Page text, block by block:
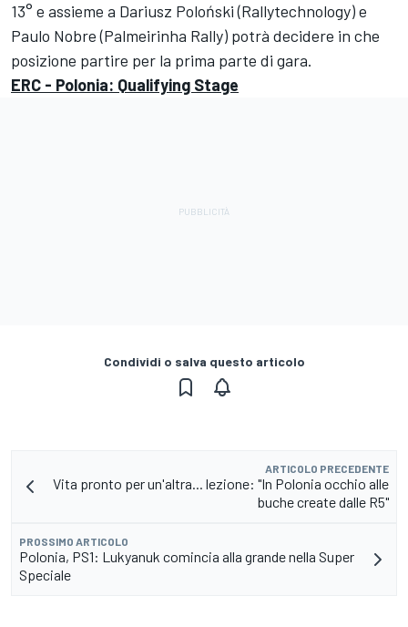
13° e assieme a Dariusz Poloński (Rallytechnology) e
Paulo Nobre (Palmeirinha Rally) potrà decidere in che
posizione partire per la prima parte di gara.
ERC - Polonia: Qualifying Stage
Condividi o salva questo articolo
ARTICOLO PRECEDENTE
Vita pronto per un'altra... lezione: "In Polonia occhio alle
buche create dalle R5"
PROSSIMO ARTICOLO
Polonia, PS1: Lukyanuk comincia alla grande nella Super
Speciale